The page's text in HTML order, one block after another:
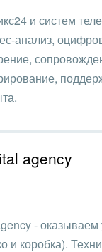
и систем
анализ,
agency
- оказываем
и коробка).